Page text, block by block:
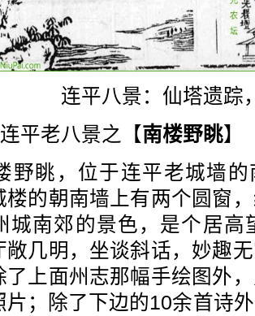
连平八景：仙塔遗踪
平老八景之【南楼野眺】
眺，位于连平老城墙的
楼的朝南墙上有两个圆窗
城南郊的景色，是个居高
敞几明，坐谈斜话，妙趣
了上面州志那幅手绘图外
片；除了下边的10余首诗